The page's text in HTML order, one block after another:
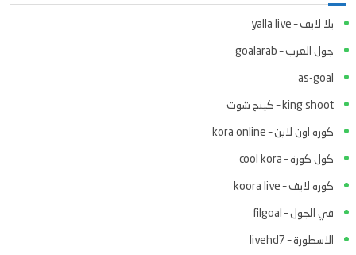
يلا لايف – yalla live
جول العرب – goalarab
as-goal
king shoot – كينج شوت
كوره اون لاين – kora online
كول كورة – cool kora
كوره لايف – koora live
في الجول – filgoal
الاسطورة – livehd7